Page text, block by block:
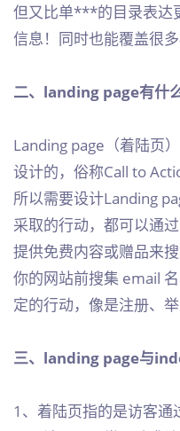
但又比单***的目录表达
信息！同时也能覆盖很多
二、landing page有什
Landing page（着陆页
设计的，俗称Call to
所以需要设计Landing
采取的行动，都可以通
提供免费内容或赠品来
你的网站前搜集 email
定的行动，像是注册、举
三、landing page与
1、着陆页指的是访客通